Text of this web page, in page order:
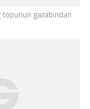
topunun gazabından